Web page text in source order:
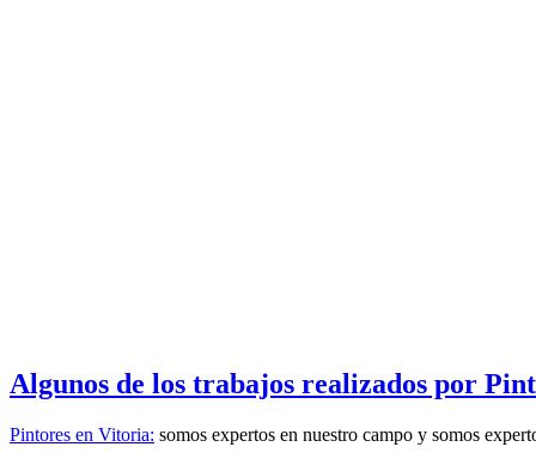
Algunos de los trabajos realizados por
Pintores en Vitoria: somos expertos en nuestro campo y somos